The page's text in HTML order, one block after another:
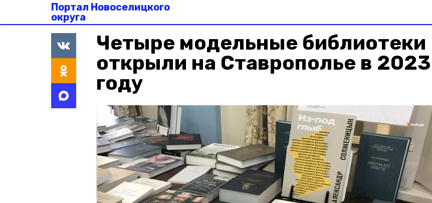
Портал Новоселицкого
округа
Четыре модельные библиотеки
открыли на Ставрополье в 2023
году